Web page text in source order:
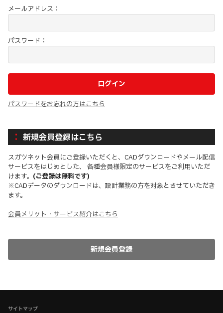
メールアドレス：
パスワード：
パスワードをお忘れの方はこちら
新規会員登録はこちら
スガツネット会員にご登録いただくと、CADダウンロードやメール配信
サービスをはじめとした、 各種会員様限定のサービスをご利用いただ
けます。 (ご登録は無料です)
※CADデータのダウンロードは、設計業務の方を対象とさせていただき
ます。
会員メリット・サービス紹介はこちら
サイトマップ